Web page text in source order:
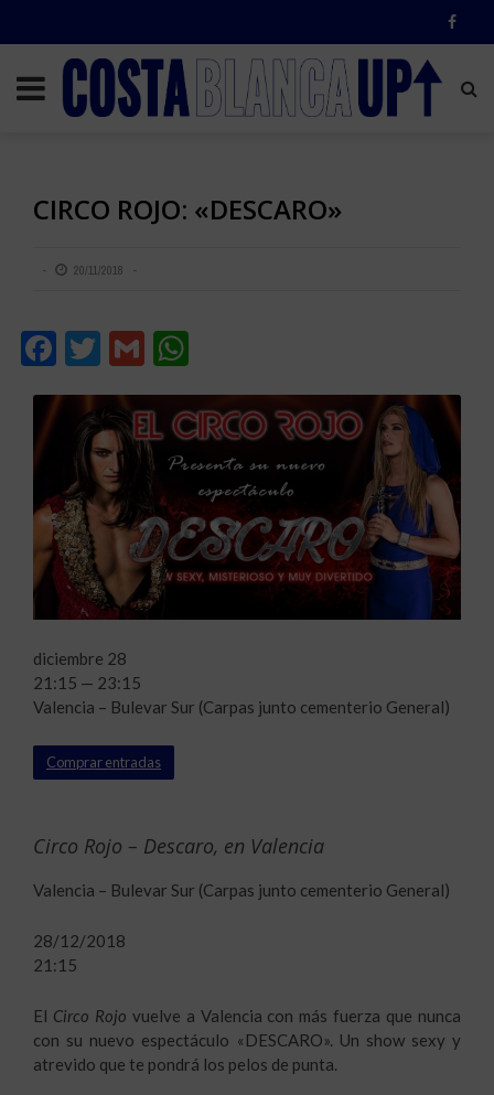
CIRCO ROJO: «DESCARO»
20/11/2018
Facebook
Twitter
Gmail
Circo Rojo – Descaro, en Valencia
Valencia – Bulevar Sur (Carpas junto cementerio General)
28/12/2018
21:15
El Circo Rojo vuelve a Valencia con más fuerza que nunca
con su nuevo espectáculo «DESCARO». Un show sexy y
atrevido que te pondrá los pelos de punta.
diciembre 28
21:15 — 23:15
Valencia – Bulevar Sur (Carpas junto cementerio General)
Comprar entradas